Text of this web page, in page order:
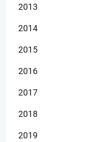
2013
2014
2015
2016
2017
2018
2019